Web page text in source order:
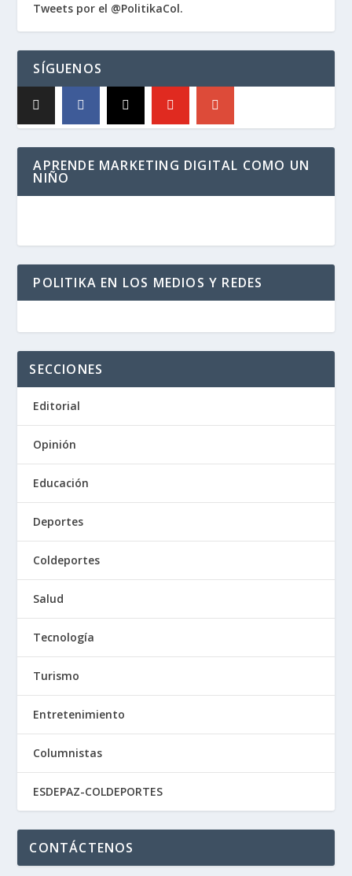
Tweets por el @PolitikaCol.
SÍGUENOS
APRENDE MARKETING DIGITAL COMO UN
NIÑO
POLITIKA EN LOS MEDIOS Y REDES
SECCIONES
Editorial
Opinión
Educación
Deportes
Coldeportes
Salud
Tecnología
Turismo
Entretenimiento
Columnistas
ESDEPAZ-COLDEPORTES
CONTÁCTENOS